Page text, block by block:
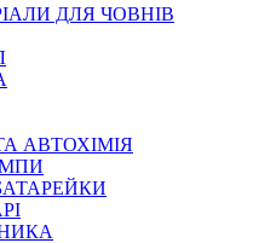
ДЛЯ ЧОВНІВ
АВТОХІМІЯ